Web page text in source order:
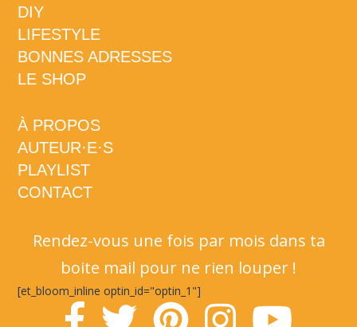
DIY
LIFESTYLE
BONNES ADRESSES
LE SHOP
À PROPOS
AUTEUR·E·S
PLAYLIST
CONTACT
Rendez-vous une fois par mois dans ta
boite mail pour ne rien louper !
[et_bloom_inline optin_id="optin_1"]